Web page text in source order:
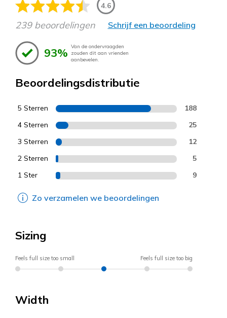
4.6
239 beoordelingen Schrijf een beoordeling
93% Van de ondervraagden
zouden dit aan vrienden
aanbevelen.
Beoordelingsdistributie
5 Sterren 188
4 Sterren 25
3 Sterren 12
2 Sterren 5
1 Ster 9
Zo verzamelen we beoordelingen
Sizing
Feels full size too small Feels full size too big
Width